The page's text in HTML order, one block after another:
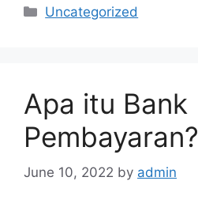
Categories
Uncategorized
Apa itu Bank
Pembayaran?
June 10, 2022 by admin